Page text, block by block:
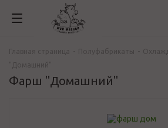
Фарш "Домашний"